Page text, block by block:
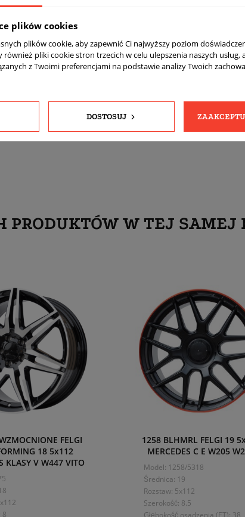
(4 sztuki)
PRODUKTÓW W TEJ SAMEJ
FELGI
18 5x112
KLASY V W447 VITO
8
1258 BLHMRL FELGI 19
MERCEDES C E W205
Model: 1258/5318
Średnica: 19
Rozstaw: 5x112
Szerokość: 8.5
Głębokość osadzenia (ET): 38
plików cookies
plików cookie, aby zapewnić Ci najwyższy poziom
pliki cookie stron trzecich w celu ulepszenia naszych usług,
z Twoimi preferencjami na podstawie analizy Twoich
DOSTOSUJ